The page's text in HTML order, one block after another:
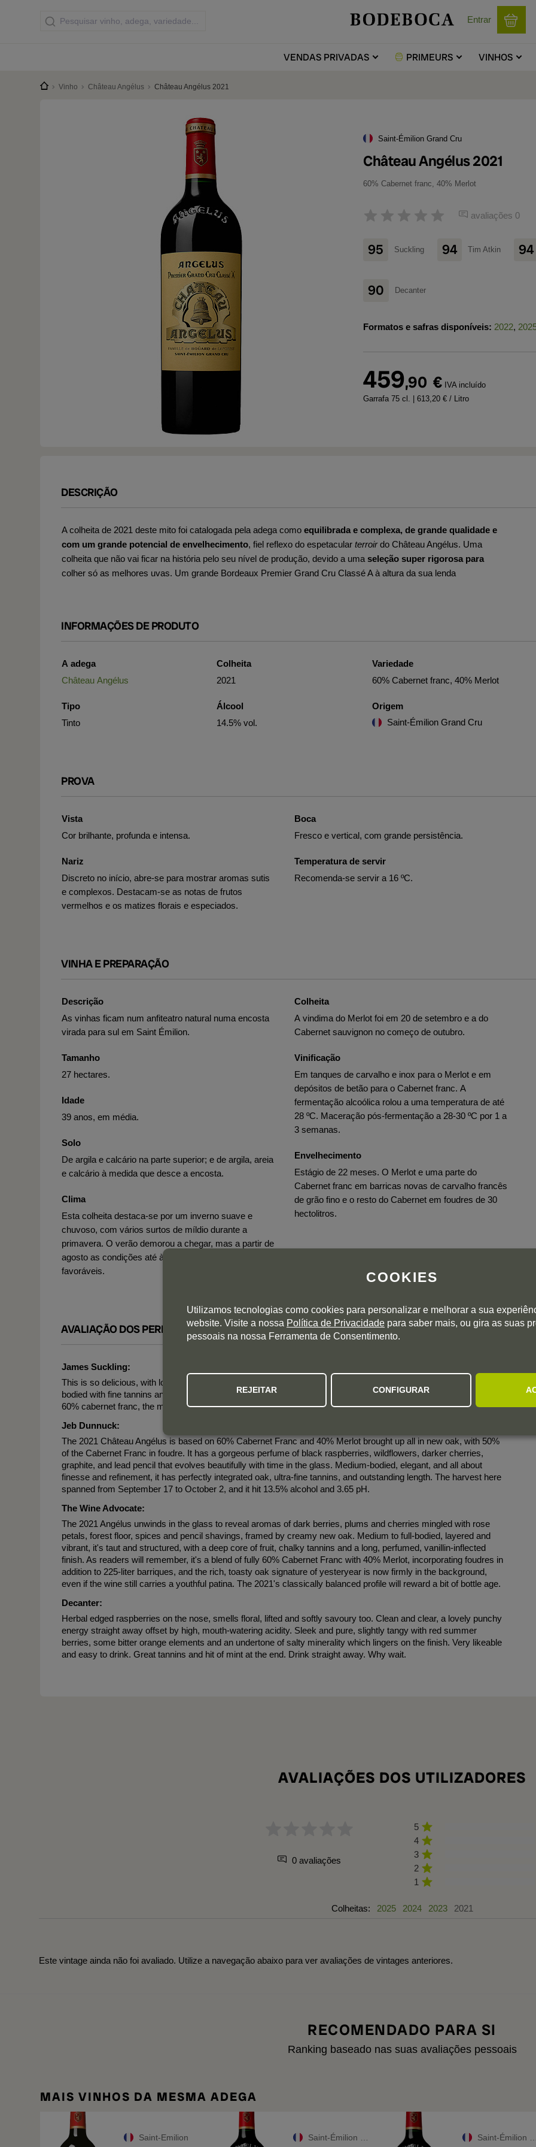
Entrar
VENDASPRIVADAS PRIMEURS VINHOS
Vinho Château Angélus Château Angélus 2021
Saint-Émilion Grand Cru
Château Angélus 2021
60% Cabernet franc, 40% Merlot
avaliações 0
95 Suckling 94 Tim Atkin 94
90 Decanter
Formatos e safras disponíveis: 2022,
459,90 € IVA incluído
Garrafa 75 cl.
| 613,20 € / Litro
DESCRIÇÃO
A colheita de 2021 deste mito foi catalogada pela adega como equilibrada e complexa, de grande qualidade e
com um grande potencial de envelhecimento, fiel reflexo do espetacular terroirdo Château Angélus. Uma
colheita que não vai ficar na história pelo seu nível de produção, devido a uma seleção super rigorosa para
colher só as melhores uvas. Um grande Bordeaux Premier Grand Cru Classé A à altura da sua lenda
INFORMAÇÕES DE PRODUTO
A adega
Château Angélus
Tipo
Tinto
Colheita
2021
Álcool
14.5% vol.
Variedade
60% Cabernet franc, 40% Merlot
Origem
Saint-Émilion Grand Cru
PROVA
Vista
Cor brilhante, profunda e intensa.
Nariz
Discreto no início, abre-se para mostrar aromas sutis
e complexos. Destacam-se as notas de frutos
vermelhos e os matizes florais e especiados.
Boca
Fresco e vertical, com grande persistência.
Temperatura de servir
Recomenda-se servir a 16 ºC.
VINHA E PREPARAÇÃO
Descrição
As vinhas ficam num anfiteatro natural numa encosta
virada para sul em Saint Émilion.
Tamanho
27 hectares.
Idade
39 anos, em média.
Solo
De argila e calcário na parte superior; e de argila, areia
e calcário à medida que desce a encosta.
Clima
Esta colheita destaca-se por um inverno suave e
chuvoso, com vários surtos de míldio durante a
primavera. O verão demorou a chegar, mas a partir de
agosto as condições até à vindima foram muito
favoráveis.
Colheita
A vindima do Merlot foi em 20 de setembro e a do
Cabernet sauvignon no começo de outubro.
Vinificação
Em tanques de carvalho e inox para o Merlot e em
depósitos de betão para o Cabernet franc. A
fermentação alcoólica rolou a uma temperatura de até
28 ºC. Maceração pós-fermentação a 28-30 ºC por 1 a
3 semanas.
Envelhecimento
Estágio de 22 meses. O Merlot e uma parte do
Cabernet franc em barricas novas de carvalho francês
de grão fino e o resto do Cabernet em foudres de 30
hectolitros.
AVALIAÇÃO DOS PERITOS
James Suckling:
This is so delicious, with lovely focused cherries, flowers, dried sandalwood and some Indian spices. Medium-
bodied with fine tannins and just a touch of wood to the pure fruit and a subtle and refined finish. 40% merlot and
60% cabernet franc, the most cab franc in a long time.
Jeb Dunnuck:
The 2021 Château Angélus is based on 60% Cabernet Franc and 40% Merlot brought up all in new oak, with 50%
of the Cabernet Franc in foudre. It has a gorgeous perfume of black raspberries, wildflowers, darker cherries,
graphite, and lead pencil that evolves beautifully with time in the glass. Medium-bodied, elegant, and all about
finesse and refinement, it has perfectly integrated oak, ultra-fine tannins, and outstanding length. The harvest here
spanned from September 17 to October 2, and it hit 13.5% alcohol and 3.65 pH.
The Wine Advocate:
The 2021 Angélus unwinds in the glass to reveal aromas of dark berries, plums and cherries mingled with rose
petals, forest floor, spices and pencil shavings, framed by creamy new oak. Medium to full-bodied, layered and
vibrant, it's taut and structured, with a deep core of fruit, chalky tannins and a long, perfumed, vanillin-inflected
finish. As readers will remember, it's a blend of fully 60% Cabernet Franc with 40% Merlot, incorporating foudres in
addition to 225-liter barriques, and the rich, toasty oak signature of yesteryear is now firmly in the background,
even if the wine still carries a youthful patina. The 2021's classically balanced profile will reward a bit of bottle age.
Decanter:
Herbal edged raspberries on the nose, smells floral, lifted and softly savoury too. Clean and clear, a lovely punchy
energy straight away offset by high, mouth-watering acidity. Sleek and pure, slightly tangy with red summer
berries, some bitter orange elements and an undertone of salty minerality which lingers on the finish. Very likeable
and easy to drink. Great tannins and hit of mint at the end. Drink straight away. Why wait.
AVALIAÇÕES DOS UTILIZADORES
0 avaliações
5
4
3
2
1
Colheitas: 2025 2024 2023 2021
Este vintage ainda não foi avaliado. Utilize a navegação abaixo para ver avaliações de vintages anteriores.
RECOMENDADO PARA SI
Ranking baseado nas suas avaliações pessoais
MAIS VINHOS DA MESMA ADEGA
Saint-Emilion Saint-Émilion Grand Cru Saint-Émilion Grand Cru
COOKIES
Utilizamos tecnologias como cookies para personalizar e melhorar a sua
website. Visite a nossa Política de Privacidade para saber mais, ou gira as suas
pessoais na nossa Ferramenta de Consentimento.
REJEITAR CONFIGURAR